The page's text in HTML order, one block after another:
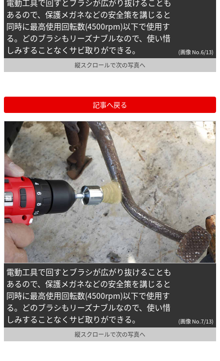
電動工具で回すとブラシが広がり抜けることも
あるので、保護メガネなどの安全策を講じると
同時に最高使用回転数(4500rpm)以下で使用す
る。どのブラシもリーズナブルなので、使い惜
しみすることなくサビ取りができる。
(画像 No.6/13)
縦スクロールで次の写真へ
記事へ戻る
電動工具で回すとブラシが広がり抜けることも
あるので、保護メガネなどの安全策を講じると
同時に最高使用回転数(4500rpm)以下で使用す
る。どのブラシもリーズナブルなので、使い惜
しみすることなくサビ取りができる。
(画像 No.7/13)
縦スクロールで次の写真へ